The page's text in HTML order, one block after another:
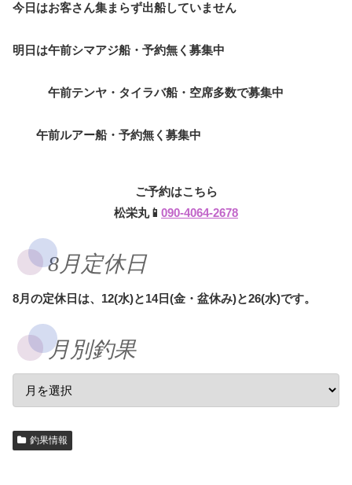
今日はお客さん集まらず出船していません
明日は午前シマアジ船・予約無く募集中
午前テンヤ・タイラバ船・空席多数で募集中
午前ルアー船・予約無く募集中
ご予約はこちら
松栄丸📱 090-4064-2678
8月定休日
8月の定休日は、12(水)と14日(金・盆休み)と26(水)です。
月別釣果
釣果情報